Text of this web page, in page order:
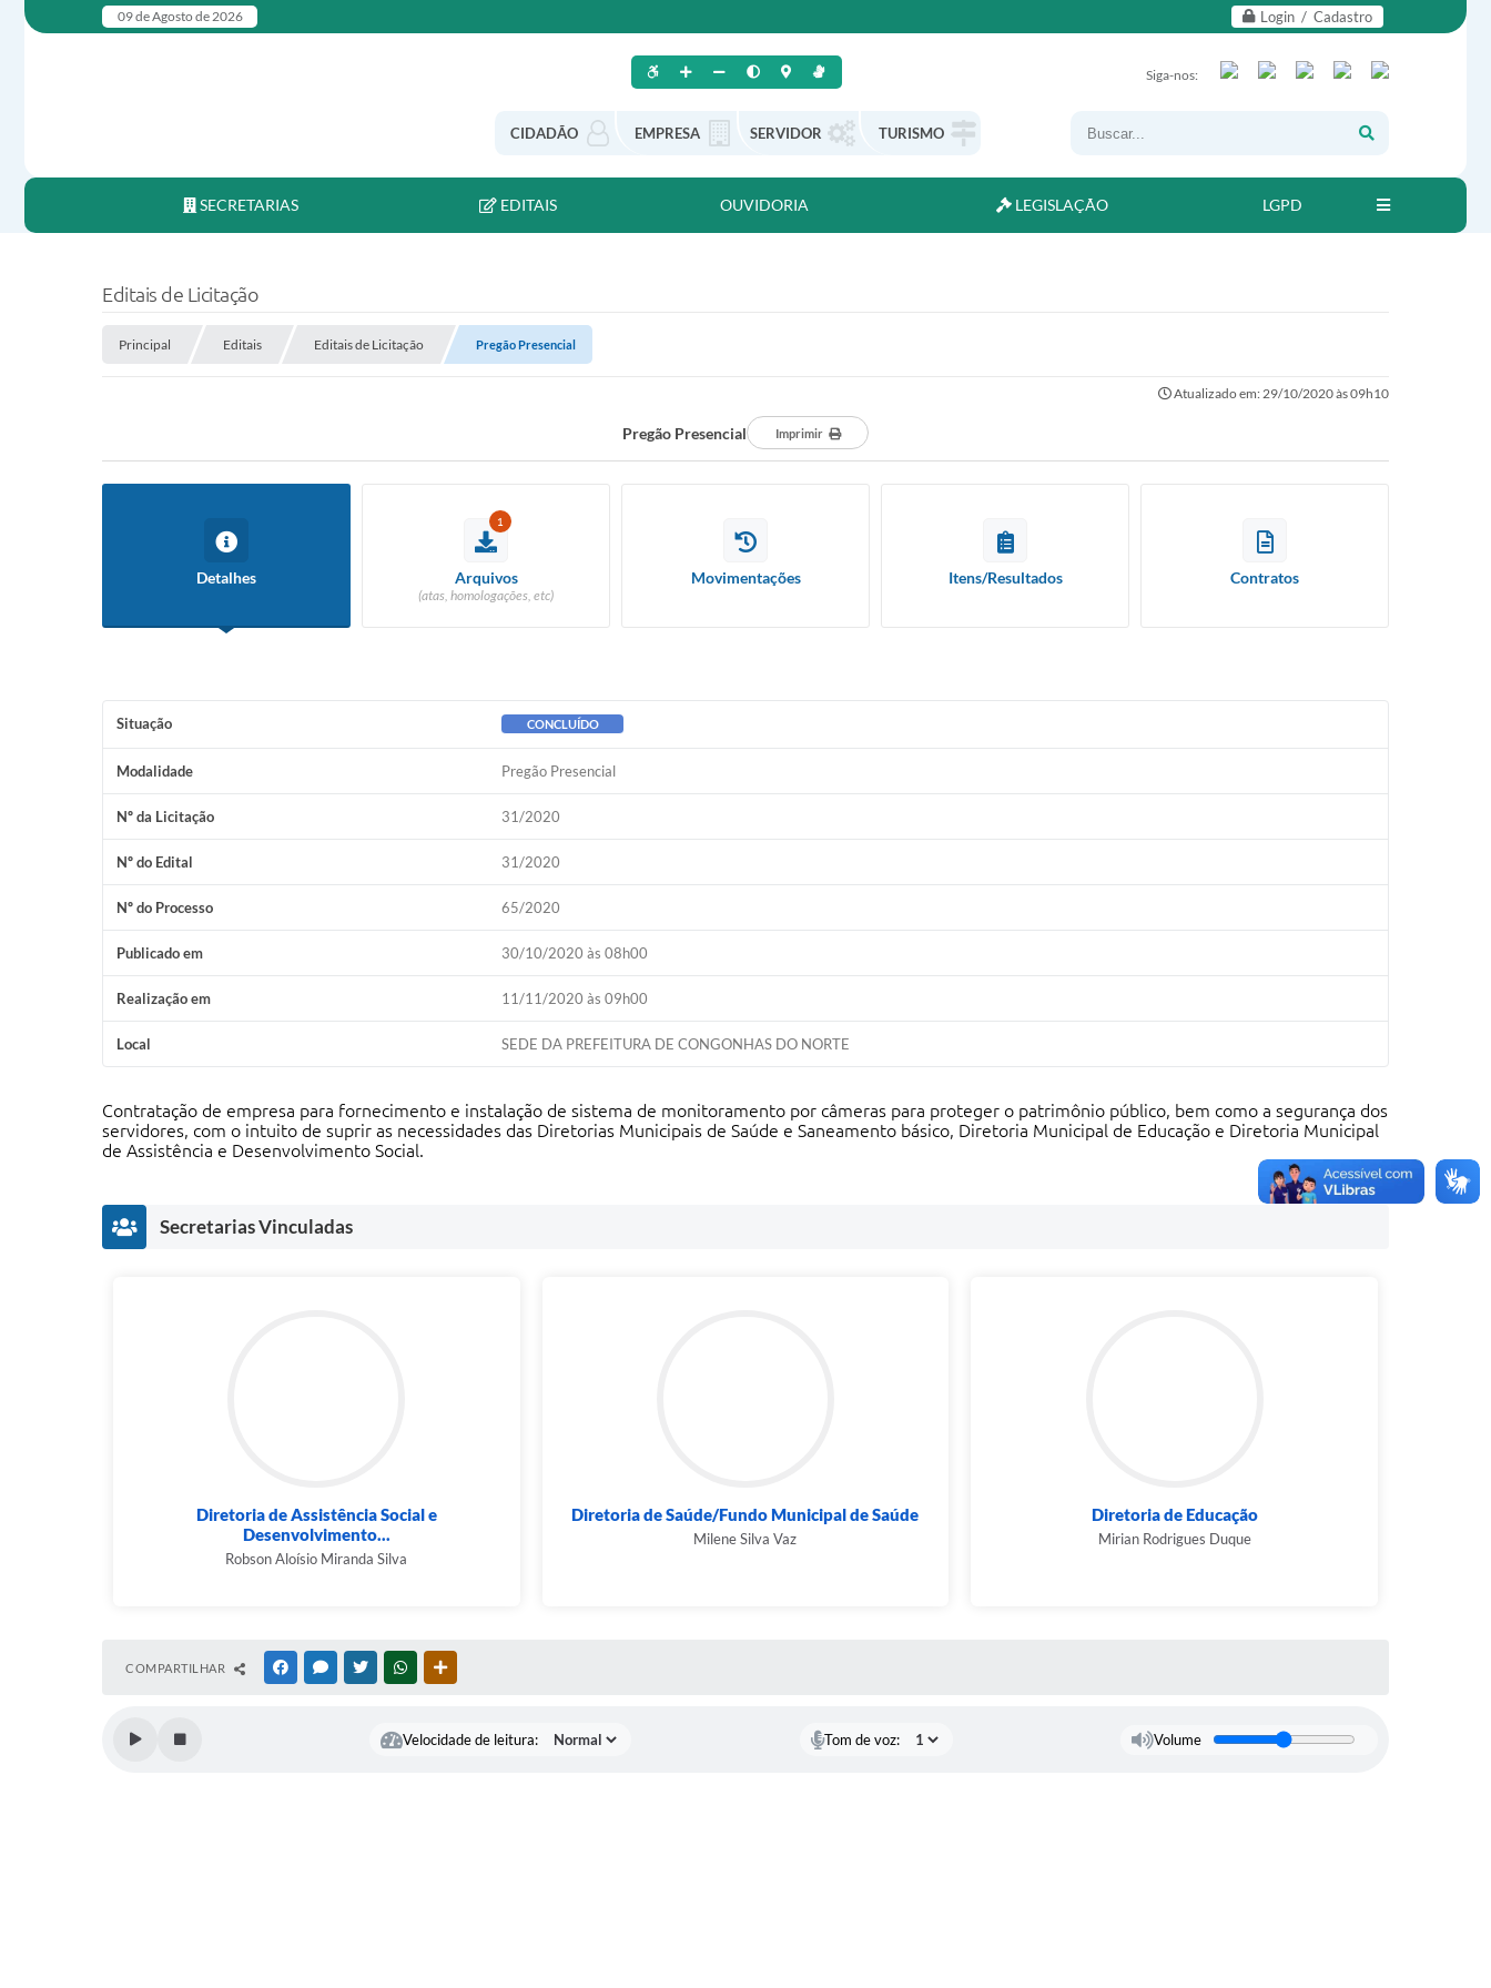
Login / Cadastro
09 de Agosto de 2026
CIDADÃO EMPRESA SERVIDOR TURISMO
Siga-nos:
SECRETARIAS EDITAIS OUVIDORIA LEGISLAÇÃO LGPD
Editais de Licitação
Principal Editais Editais de Licitação Pregão Presencial
Atualizado em: 29/10/2020 às 09h10
Pregão Presencial Imprimir
Detalhes
1
Arquivos
(atas, homologações, etc)
Movimentações Itens/Resultados Contratos
Situação CONCLUÍDO
Modalidade Pregão Presencial
Nº da Licitação 31/2020
Nº do Edital 31/2020
Nº do Processo 65/2020
Publicado em 30/10/2020 às 08h00
Realização em 11/11/2020 às 09h00
Local SEDE DA PREFEITURA DE CONGONHAS DO NORTE
Contratação de empresa para fornecimento e instalação de sistema de monitoramento por câmeras para proteger o patrimônio público, bem como a segurança dos
servidores, com o intuito de suprir as necessidades das Diretorias Municipais de Saúde e Saneamento básico, Diretoria Municipal de Educação e Diretoria Municipal
de Assistência e Desenvolvimento Social.
Secretarias Vinculadas
Diretoria de Assistência Social e
Desenvolvimento...
Robson Aloísio Miranda Silva
Diretoria de Saúde/Fundo Municipal de Saúde
Milene Silva Vaz
Diretoria de Educação
Mirian Rodrigues Duque
COMPARTILHAR FACEBOOKMESSENGER
TWITTERWHATSAPP
Velocidade de leitura: Tom de voz: Volume